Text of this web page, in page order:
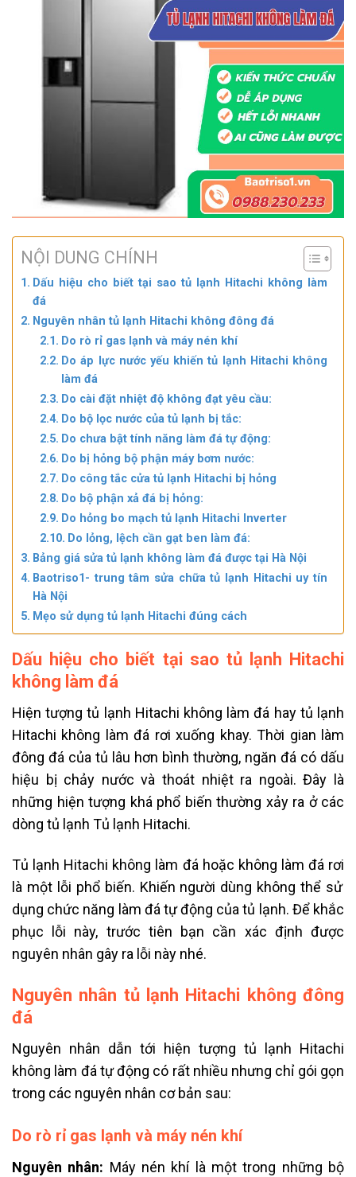
NỘI DUNG CHÍNH
Dấu hiệu cho biết tại sao tủ lạnh Hitachi không làm
đá
Nguyên nhân tủ lạnh Hitachi không đông đá
Do rò rỉ gas lạnh và máy nén khí
Do áp lực nước yếu khiến tủ lạnh Hitachi không
làm đá
Do cài đặt nhiệt độ không đạt yêu cầu:
Do bộ lọc nước của tủ lạnh bị tắc:
Do chưa bật tính năng làm đá tự động:
Do bị hỏng bộ phận máy bơm nước:
Do công tắc cửa tủ lạnh Hitachi bị hỏng
Do bộ phận xả đá bị hỏng:
Do hỏng bo mạch tủ lạnh Hitachi Inverter
Do lỏng, lệch cần gạt ben làm đá:
Bảng giá sửa tủ lạnh không làm đá được tại Hà Nội
Baotriso1- trung tâm sửa chữa tủ lạnh Hitachi uy tín
Hà Nội
Mẹo sử dụng tủ lạnh Hitachi đúng cách
Dấu hiệu cho biết tại sao tủ lạnh Hitachi
không làm đá
Hiện tượng tủ lạnh Hitachi không làm đá hay tủ lạnh
Hitachi không làm đá rơi xuống khay.Thời gian làm
đông đá của tủ lâu hơn bình thường, ngăn đá có dấu
hiệu bị chảy nước và thoát nhiệt ra ngoài. Đây l à
những hiện tượng khá phổ biến thường xảy ra ở các
dòng tủ lạnh Tủ lạnh Hitachi.
Tủ lạnh Hitachi không làm đá hoặc không làm đá rơi
là một lỗi phổ biến. Khiến người dùng không thể sử
dụng chức năng làm đá tự động của tủ lạnh. Để khắc
phục lỗi này, trước tiên bạn cần xác định được
nguyên nhân gây ra lỗi này nhé.
Nguyên nhân tủ lạnh Hitachi không đông
đá
Nguyên nhân dẫn tới hiện tượng tủ lạnh Hitachi
không làm đá tự động có rất nhiều nhưng chỉ gói gọn
trong các nguyên nhân cơ bản sau:
Do rò rỉ gas lạnh và máy nén khí
Nguyên nhân: Máy nén khí là một trong những bộ